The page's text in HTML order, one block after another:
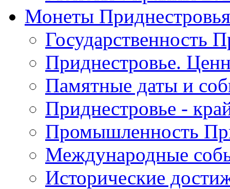
Монеты Приднестровья
Государственность
Приднестровье.
Памятные даты и
Приднестровье -
Промышленность
Международные
Исторические